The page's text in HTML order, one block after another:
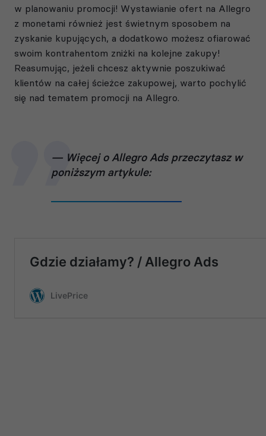
w planowaniu promocji! Wystawianie ofert na Allegro
z monetami również jest świetnym sposobem na
zyskanie kupujących, a dodatkowo możesz ofiarować
swoim kontrahentom zniżki na kolejne zakupy!
Reasumując, jeżeli chcesz aktywnie poszukiwać
klientów na całej ścieżce zakupowej, warto pochylić
się nad tematem promocji na Allegro.
Więcej o Allegro Ads przeczytasz w
poniższym artykule: